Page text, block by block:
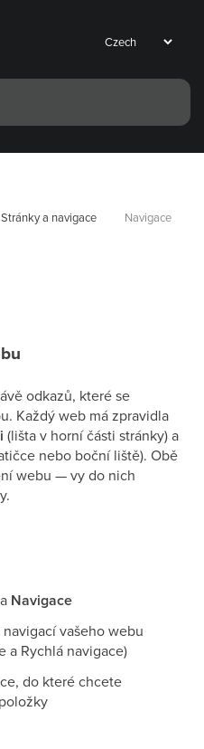
Stránky a navigace
Navigace
odkazů, které se
Každý web má zpravidla
(lišta v horní části stránky) a
nebo boční liště). Obě
webu — vy do nich
Navigace
vašeho webu
a Rychlá navigace)
do které chcete